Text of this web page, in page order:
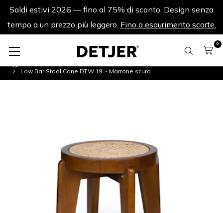
Saldi estivi 2026 — fino al 75% di sconto. Design senza
tempo a un prezzo più leggero. Fino a esaurimento scorte.
0
Low Bar Stool Cane DT.W.19. - Marrone scuro